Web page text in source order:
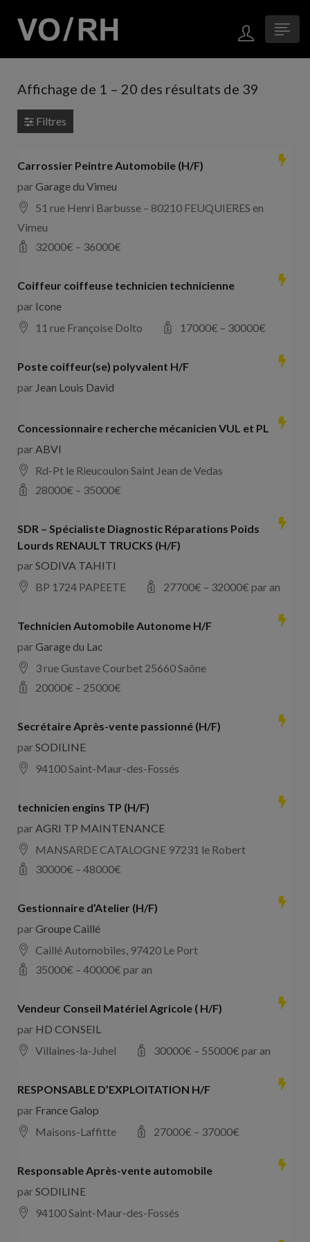
Affichage de 1 – 20 des résultats de 39
Filtres
Carrossier Peintre Automobile (H/F)
parGarage du Vimeu
51 rue Henri Barbusse – 80210 FEUQUIERES en
Vimeu
32000€ – 36000€
Coiffeur coiffeuse technicien technicienne
par Icone
11 rue Françoise Dolto
17000€ – 30000€
Poste coiffeur(se) polyvalent H/F
par Jean Louis David
Concessionnaire recherche mécanicien VUL et PL
parABVI
Rd-Pt le Rieucoulon Saint Jean de Vedas
28000€ – 35000€
SDR – Spécialiste Diagnostic Réparations Poids
Lourds RENAULT TRUCKS (H/F)
parSODIVA TAHITI
BP 1724 PAPEETE
27700€ – 32000€ par an
Technicien Automobile Autonome H/F
parGarage du Lac
3 rue Gustave Courbet 25660 Saône
20000€ – 25000€
Secrétaire Après-vente passionné (H/F)
parSODILINE
94100 Saint-Maur-des-Fossés
technicien engins TP (H/F)
parAGRI TP MAINTENANCE
MANSARDE CATALOGNE 97231 le Robert
30000€ – 48000€
Gestionnaire d’Atelier (H/F)
parGroupe Caillé
Caillé Automobiles, 97420 Le Port
35000€ – 40000€ par an
Vendeur Conseil Matériel Agricole ( H/F)
par HD CONSEIL
Villaines-la-Juhel
30000€ – 55000€ par an
RESPONSABLE D’EXPLOITATION H/F
par France Galop
Maisons-Laffitte
27000€ – 37000€
Responsable Après-vente automobile
parSODILINE
94100 Saint-Maur-des-Fossés